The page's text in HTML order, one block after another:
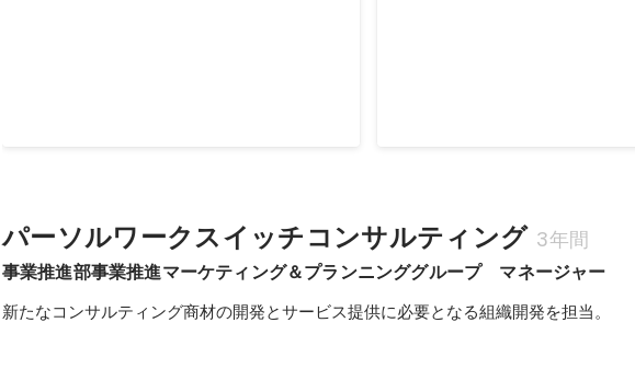
パーソルワークスイッチコンサルティング 3年間
事業推進部事業推進マーケティング＆プランニンググループ　マネージャー
新たなコンサルティング商材の開発とサービス提供に必要となる組織開発を担当。